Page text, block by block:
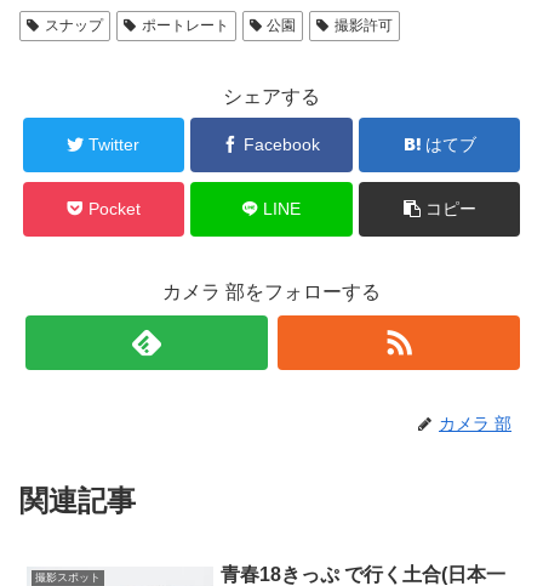
スナップ ポートレート 公園 撮影許可
シェアする
Twitter Facebook はてブ
Pocket LINE コピー
カメラ 部をフォローする
カメラ 部
関連記事
撮影スポット
青春18きっぷ で行く土合(日本一